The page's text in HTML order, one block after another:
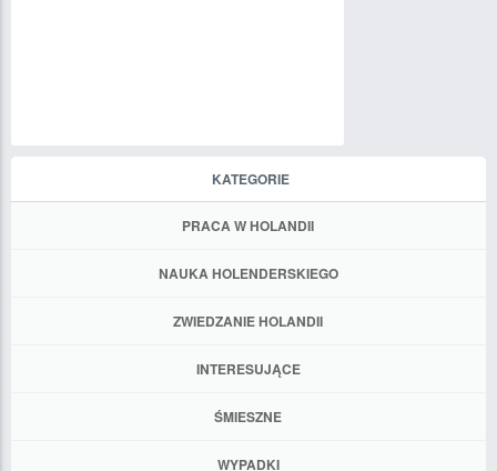
KATEGORIE
PRACA W HOLANDII
NAUKA HOLENDERSKIEGO
ZWIEDZANIE HOLANDII
INTERESUJĄCE
ŚMIESZNE
WYPADKI